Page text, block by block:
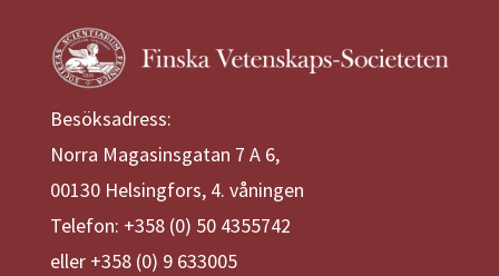
Besöksadress:
Norra Magasinsgatan 7 A 6,
00130 Helsingfors, 4. våningen
Telefon: +358 (0) 50 4355742
eller +358 (0) 9 633005